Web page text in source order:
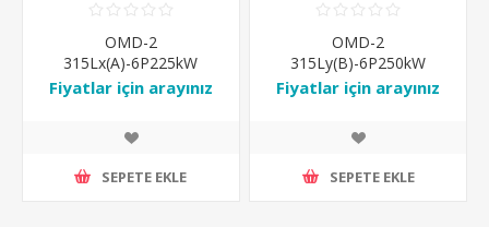
OMD-2
315Lx(A)-6P225kW
1000rpm 6P IE2 OPEN
DRIP PROOF IP23 IM-B3
Fiyatlar için arayınız
SEPETE EKLE
OMD-2
315Ly(B)-6P250kW
1000rpm 6P IE2 OPEN
DRIP PROOF IP23 IM-B3
Fiyatlar için arayınız
SEPETE EKLE